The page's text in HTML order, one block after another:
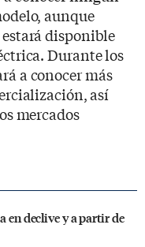
aunque
disponible
Durante los
a conocer más
así
mercados
en declive y a partir de